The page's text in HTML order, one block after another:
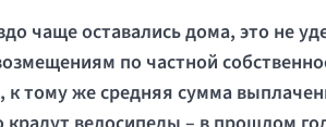
чаще оставались дома, это не
по частной
к тому же средняя сумма